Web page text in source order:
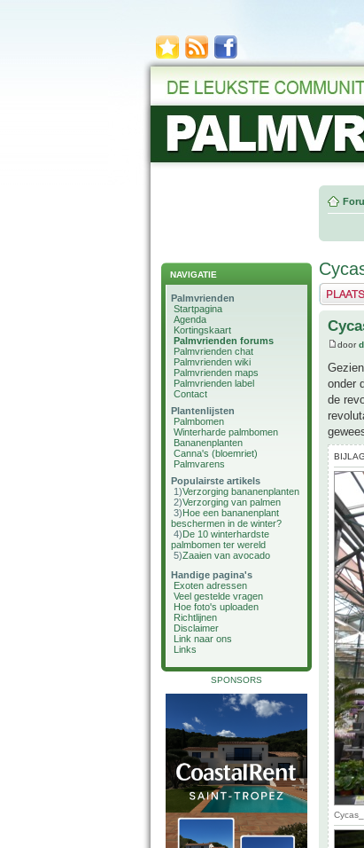
NAVIGATIE
Palmvrienden
Startpagina
Agenda
Kortingskaart
Palmvrienden forums
Palmvrienden chat
Palmvrienden wiki
Palmvrienden maps
Palmvrienden label
Contact
Plantenlijsten
Palmbomen
Winterharde palmbomen
Bananenplanten
Canna's (bloemriet)
Palmvarens
Populairste artikels
1)Verzorging bananenplanten
2)Verzorging van palmen
3)Hoe een bananenplant
beschermen in de winter?
4)De 10 winterhardste
palmbomen ter wereld
5)Zaaien van avocado
Handige pagina's
Exoten adressen
Veel gestelde vragen
Hoe foto's uploaden
Richtlijnen
Disclaimer
Link naar ons
Links
SPONSORS
Plaats
door
onder
de